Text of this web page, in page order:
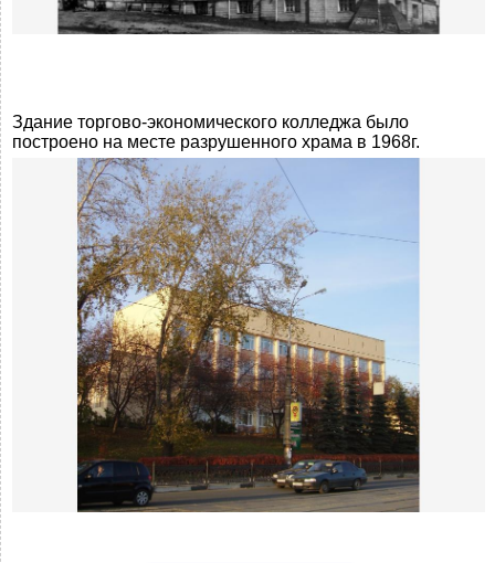
Здание торгово-экономического колледжа было
построено на месте разрушенного храма в 1968г.